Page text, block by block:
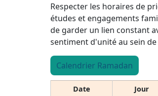
Respecter les horaires de
études et engagements
de garder un lien constant
sentiment d'unité au sein
Calendrier Ramadan
Date Jour